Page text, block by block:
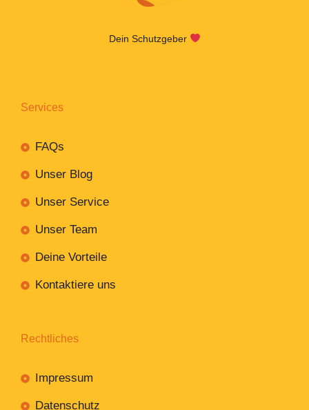
Dein Schutzgeber
Services
FAQs
Unser Blog
Unser Service
Unser Team
Deine Vorteile
Kontaktiere uns
Rechtliches
Impressum
Datenschutz